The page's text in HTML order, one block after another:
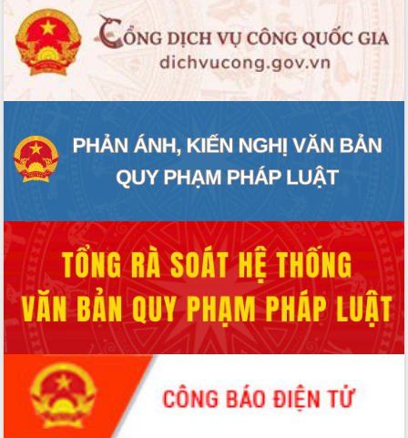
Họp báo thông tin về Hội nghị Công bố
Quy hoạch và Xúc tiến đầu tư tỉnh Đắk
Lắk
Khơi thông điểm nghẽn, đẩy nhanh
giải ngân vốn khắc phục thiên tai
hoạch tỉnh thời kỳ 2021-2030
Hội thảo góp ý hồ sơ điều chỉnh quy
hoạch tỉnh Đắk Lắk thời kỳ 2021-2030,
tầm nhìn đến năm 2050
doanh nghiệp nhà nước
Hội nghị triển khai kết nối mạng
truyền số liệu chuyên dùng phục vụ cơ
quan Đảng, Nhà nước
Lễ phát động chuỗi hoạt động chung
tay làm sạch môi trường
Xã Ea Kar bước chuyển mình trong
công tác cải cách hành chính mô hình
mới
UBND tỉnh họp báo định kỳ tháng 4
năm 2026